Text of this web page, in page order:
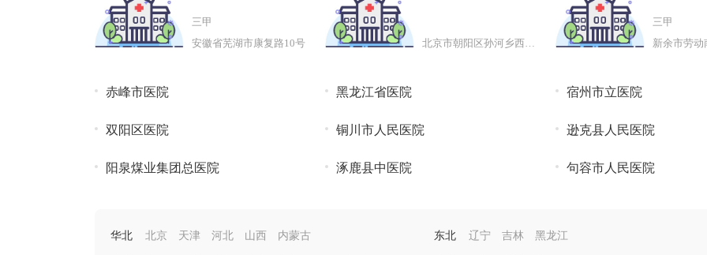
三甲
安徽省芜湖市康复路10号
北京市朝阳区孙河乡西甸村中街
三甲
新余市劳动
赤峰市医院 黑龙江省医院 宿州市立医院
双阳区医院 铜川市人民医院 逊克县人民医院
阳泉煤业集团总医院 涿鹿县中医院 句容市人民医院
华北 北京 天津 河北 山西 内蒙古 东北 辽宁 吉林 黑龙江